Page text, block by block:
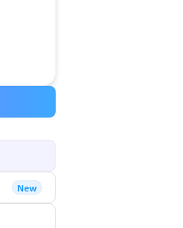
New